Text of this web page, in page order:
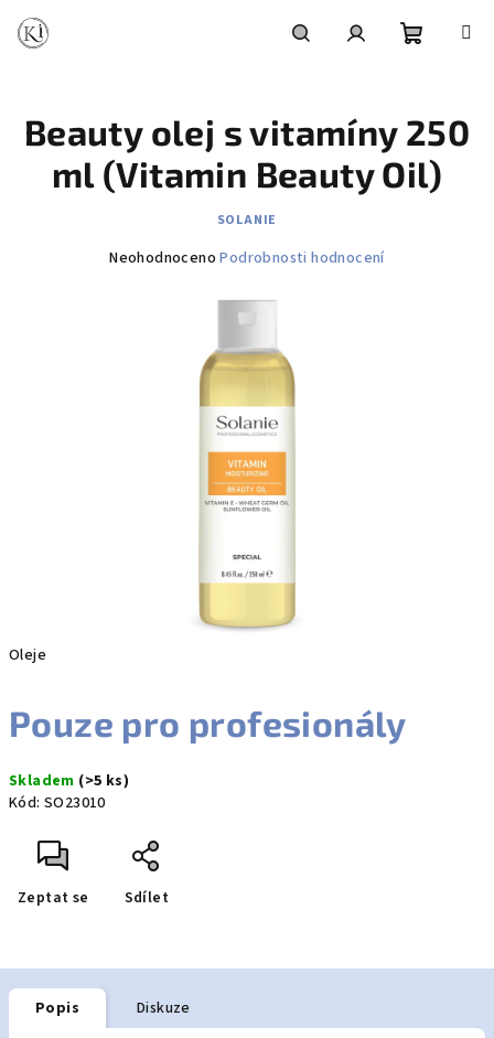
obsah
košík
Oleje
Pouze pro profesionály
Skladem (>5 ks)
Kód: SO23010
Zeptat se Sdílet
Beauty olej s vitamíny 250
ml (Vitamin Beauty Oil)
SOLANIE
Průměrné
Neohodnoceno Podrobnosti hodnocení
Popis Diskuze